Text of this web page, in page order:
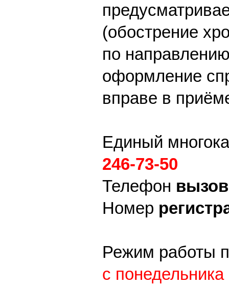
(обострение
по
оформление
вправе в
Единый
246-73-50
Телефон
Номер
Режим работы
с